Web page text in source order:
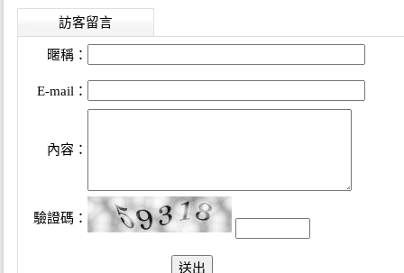
訪客留言
暱稱：
E-mail：
內容：
驗證碼：